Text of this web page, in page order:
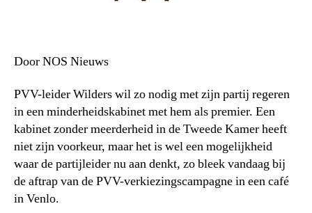
Door NOS Nieuws
PVV-leider Wilders wil zo nodig met zijn partij regeren
in een minderheidskabinet met hem als premier. Een
kabinet zonder meerderheid in de Tweede Kamer heeft
niet zijn voorkeur, maar het is wel een mogelijkheid
waar de partijleider nu aan denkt, zo bleek vandaag bij
de aftrap van de PVV-verkiezingscampagne in een café
in Venlo.